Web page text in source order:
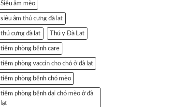
Siêu âm mèo
siêu âm thú cưng đà lạt
thú cưng đà lạt Thú y Đà Lạt
tiêm phòng bệnh care
tiêm phòng vaccin cho chó ở đà lạt
tiêm phòng bệnh chó mèo
tiêm phòng bệnh dại chó mèo ở đà
lạt